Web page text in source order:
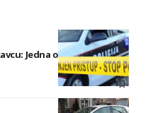
Jedna osoba poginula,